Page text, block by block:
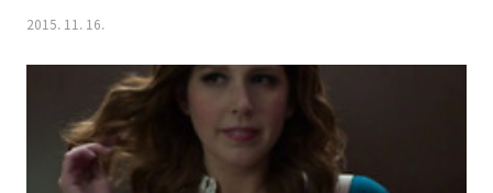
사실, 광고대행사의 입장에서 팔기도 쉽지 않았을 것 같고, 광고주의 입
떠나보내는듯, 장례식에나 갈 것 같은 옷차림으로 폐차장에 나타난 네 명
의 친구들. 알고보니 남자 주인공의 (베티라는 이름의) 구형 닛산 센트라
을 폐차시키기전 작별인사를 하러 모인 상황인데, 많은 추억이 깃든 구형
닛산 센트라를 폐차시키고, 바로 새로운 닛산 센트라를 즐겁게 타고 간다
는... 다소 황당한 내용. 크리에이티브가 맘에 든다기 보단, 자사 제..
2015. 11. 16.